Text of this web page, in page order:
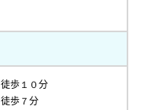
徒歩１０分
徒歩７分